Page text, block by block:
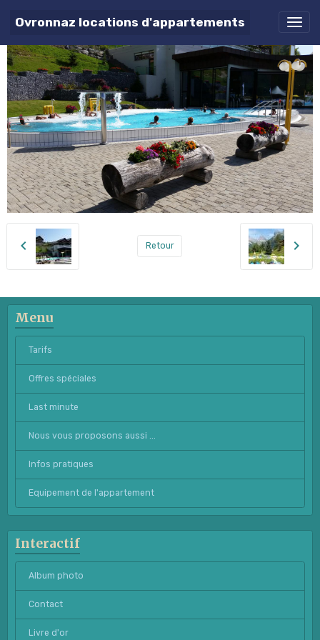
Ovronnaz locations d'appartements
07.2014
Retour
Menu
Tarifs
Offres spéciales
Last minute
Nous vous proposons aussi ...
Infos pratiques
Equipement de l'appartement
Interactif
Album photo
Contact
Livre d'or